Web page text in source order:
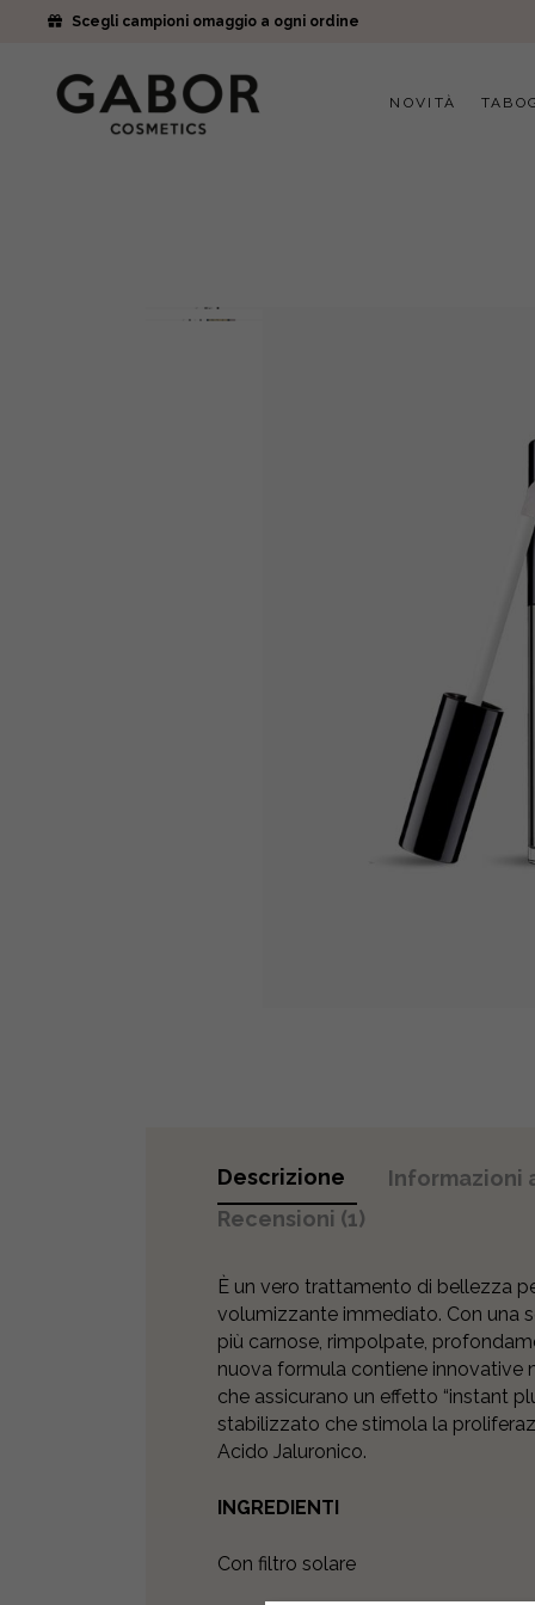
Scegli campioni omaggio a ogni ordine
NOVITÀ
Descrizione
Informazioni
Recensioni (1)
È un vero trattamento di bellezza
volumizzante immediato. Con una
più carnose, rimpolpate,
nuova formula contiene innovative
che assicurano un effetto “instant
stabilizzato che stimola la
Acido Jaluronico.
INGREDIENTI
Con filtro solare